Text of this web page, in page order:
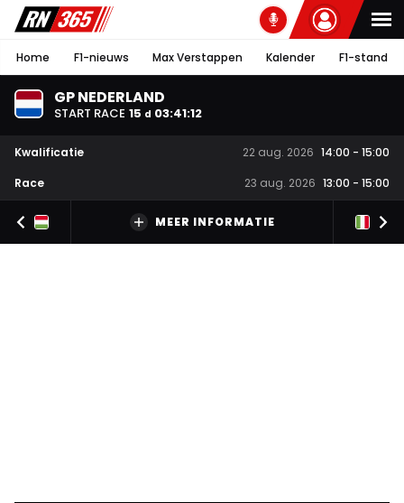
Home F1-nieuws Max Verstappen Kalender F1-stand
GP NEDERLAND
START RACE 15 d 03:41:11
Kwalificatie 22 aug. 2026 14:00 - 15:00
Race
23 aug. 2026 13:00 - 15:00
MEER INFORMATIE